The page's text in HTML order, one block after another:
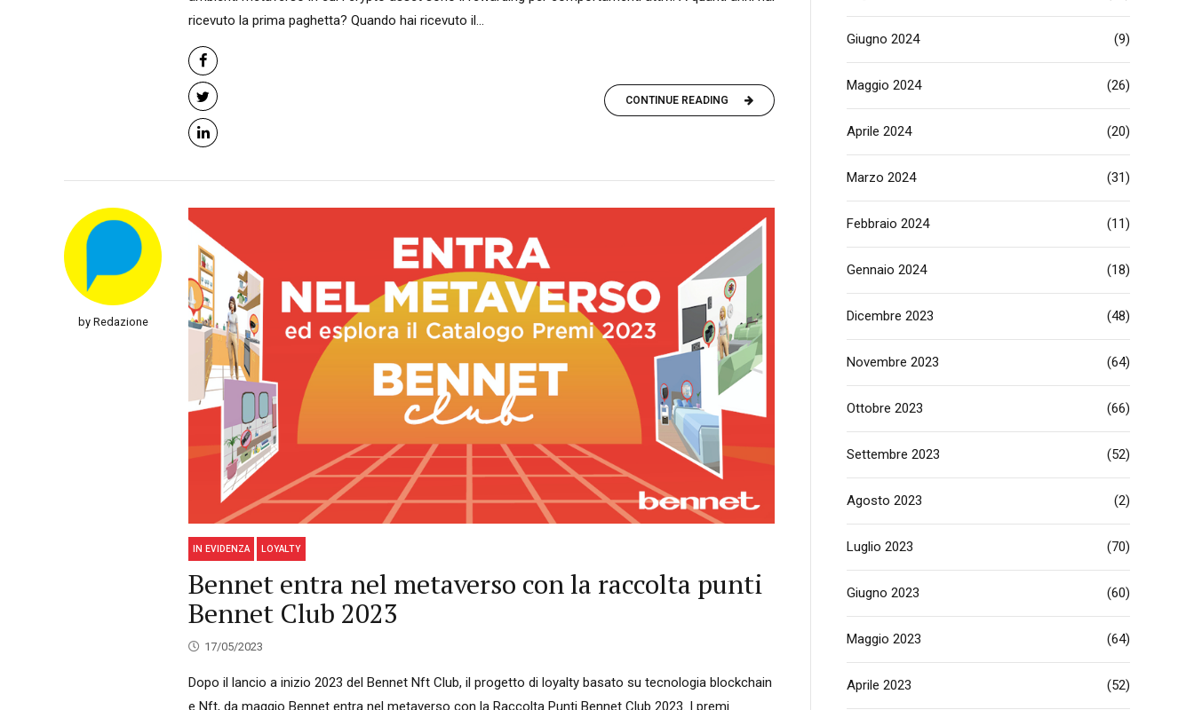
ricevuto la prima paghetta? Quando hai ricevuto il...
CONTINUE READING
by Redazione
IN EVIDENZA LOYALTY
Bennet entra nel metaverso con la raccolta punti
Bennet Club 2023
17/05/2023
Dopo il lancio a inizio 2023 del Bennet Nft Club, il progetto di loyalty basato su tecnologia blockchain
e Nft, da maggio Bennet entra nel metaverso con la Raccolta Punti Bennet Club 2023. I premi
Giugno 2024 (9)
Maggio 2024 (26)
Aprile 2024 (20)
Marzo 2024 (31)
Febbraio 2024 (11)
Gennaio 2024 (18)
Dicembre 2023 (48)
Novembre 2023 (64)
Ottobre 2023 (66)
Settembre 2023 (52)
Agosto 2023 (2)
Luglio 2023 (70)
Giugno 2023 (60)
Maggio 2023 (64)
Aprile 2023 (52)